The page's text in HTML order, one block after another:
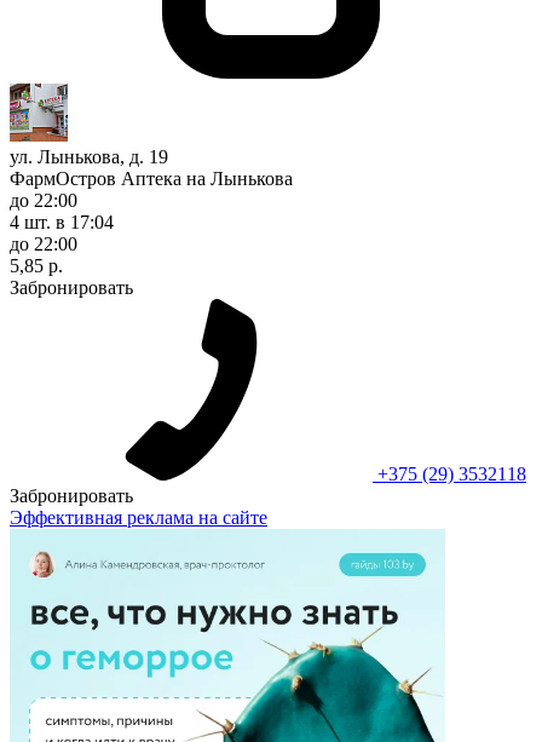
ул. Лынькова, д. 19
ФармОстров Аптека на Лынькова
до 22:00
4 шт. в 17:04
до 22:00
5,85 р.
Забронировать
+375 (29) 3532118
Забронировать
Эффективная реклама на сайте